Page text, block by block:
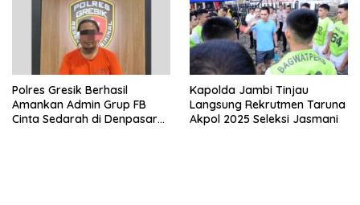
Polres Gresik Berhasil
Amankan Admin Grup FB
Cinta Sedarah di Denpasar
Kapolda Jambi Tinjau
Langsung Rekrutmen Taruna
Akpol 2025 Seleksi Jasmani